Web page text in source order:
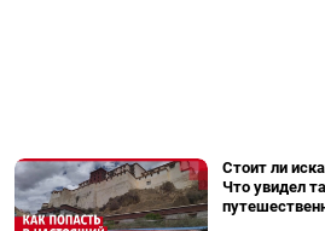
Стоит ли
Что увидел